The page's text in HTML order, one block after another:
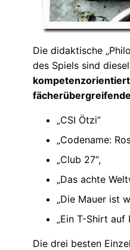
Die didaktische
des Spiels sind
fächerübergreifende
CSI Ötzi“
Codename:
Club 27“,
Das achte
Die Mauer ist
Ein T-Shirt auf
Die drei besten